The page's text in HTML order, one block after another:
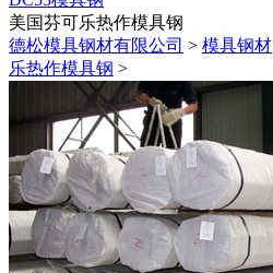
美国芬可乐热作模具钢
德松模具钢材有限公司 > 模具钢材
乐热作模具钢 >